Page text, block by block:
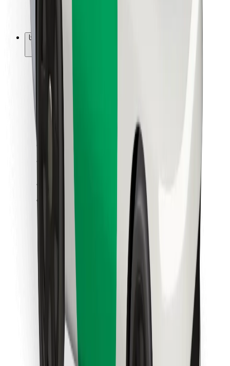
რესტორნებისთვის
სხვა
მომწოდებლები
წესები და პირობები
Cookies
უსაფრთხოება
მიიღე მომსახურება რამდენიმე წუთში!
იპოვე შენი საყვარელი კერძები!
გადმოწერე Bolt Food